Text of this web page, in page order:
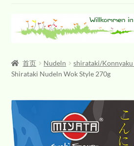
首页 Nudeln shirataki/
Shirataki Nudeln Wok Style 270g